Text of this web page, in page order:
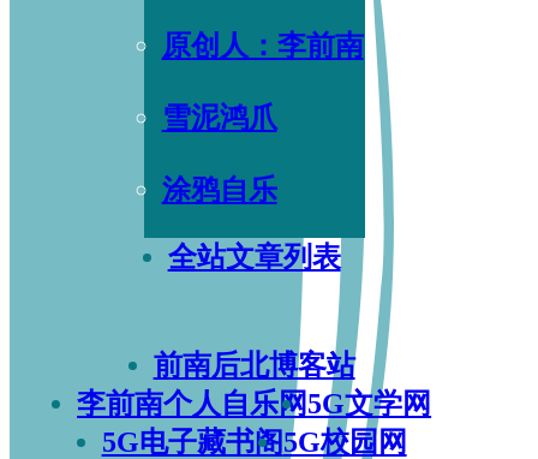
原创人：李前南
雪泥鸿爪
涂鸦自乐
全站文章列表
前南后北博客站
李前南个人自乐网5G文学网
5G电子藏书阁5G校园网